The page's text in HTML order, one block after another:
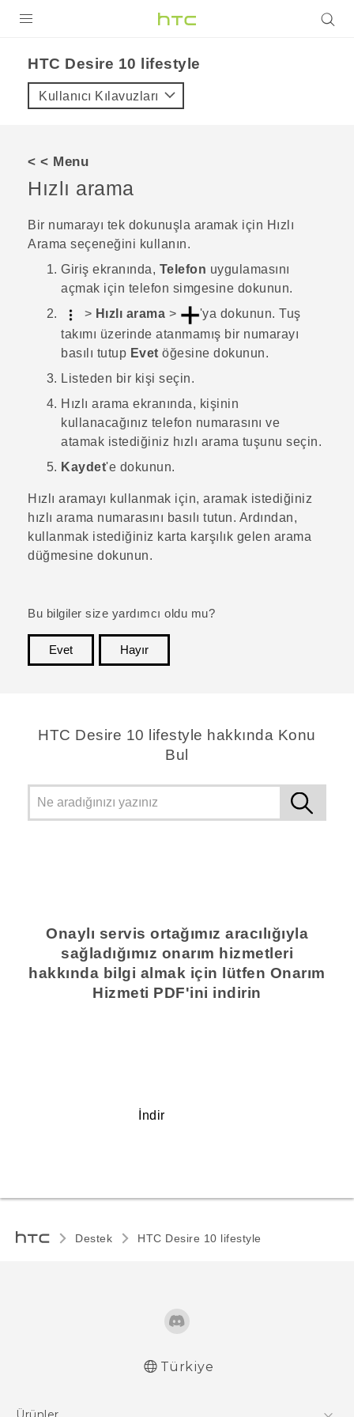
VIVE
VIVERSE
DESTEK
HTC Desire 10 lifestyle‎
Kullanıcı Kılavuzları
< < Menu
Hızlı arama
Bir numarayı tek dokunuşla aramak için Hızlı
Arama seçeneğini kullanın.
Giriş ekranında, Telefon uygulamasını
açmak için telefon simgesine dokunun.
> Hızlı arama > 'ya dokunun. Tuş
takımı üzerinde atanmamış bir numarayı
basılı tutup Evet öğesine dokunun.
Listeden bir kişi seçin.
Hızlı arama ekranında, kişinin
kullanacağınız telefon numarasını ve
atamak istediğiniz hızlı arama tuşunu seçin.
Kaydet'e dokunun.
Hızlı aramayı kullanmak için, aramak istediğiniz
hızlı arama numarasını basılı tutun. Ardından,
kullanmak istediğiniz karta karşılık gelen arama
düğmesine dokunun.
Bu bilgiler size yardımcı oldu mu?
Evet
Hayır
HTC Desire 10 lifestyle hakkında Konu
Bul
Onaylı servis ortağımız aracılığıyla
sağladığımız onarım hizmetleri
hakkında bilgi almak için lütfen Onarım
Hizmeti PDF'ini indirin
İndir
Destek HTC Desire 10 lifestyle‎
Türkiye